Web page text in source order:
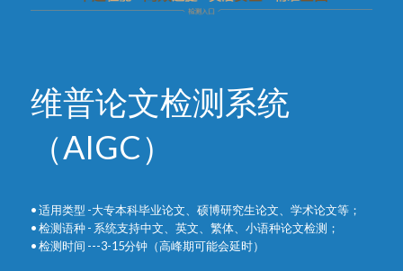
维普论文检测系统
（AIGC）
• 适用类型 -大专本科毕业论文、硕博研究生论文、学术论文等；
• 检测语种 - 系统支持中文、英文、繁体、小语种论文检测；
• 检测时间 ---3-15分钟（高峰期可能会延时）